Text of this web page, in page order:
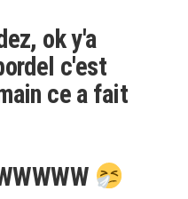
ok y'a
c'est
ce a fait